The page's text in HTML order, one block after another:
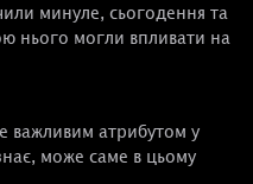
минуле, сьогодення та
нього могли впливати на
важливим атрибутом у
може саме в цьому